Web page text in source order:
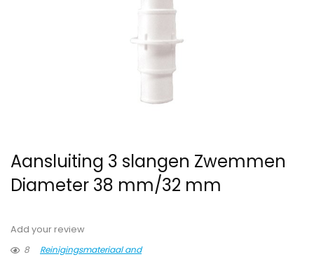
Aansluiting 3 slangen Zwemmen
Diameter 38 mm/32 mm
Add your review
8
Reinigingsmateriaal and